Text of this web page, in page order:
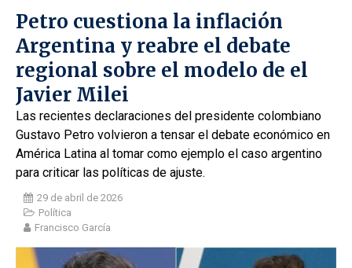
Petro cuestiona la inflación
Argentina y reabre el debate
regional sobre el modelo de el
Javier Milei
Las recientes declaraciones del presidente colombiano
Gustavo Petro volvieron a tensar el debate económico en
América Latina al tomar como ejemplo el caso argentino
para criticar las políticas de ajuste.
29 de abril de 2026
Política
Francisco García